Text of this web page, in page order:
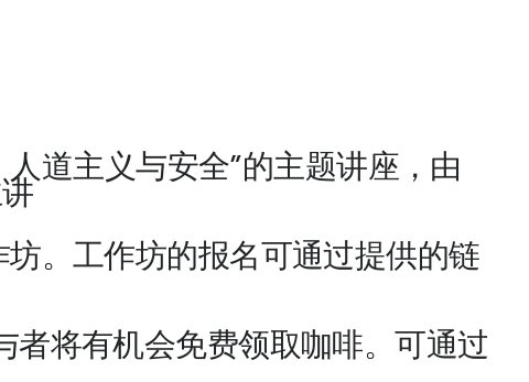
道主义与安全”的主题讲座，由
。工作坊的报名可通过提供的链
将有机会免费领取咖啡。可通过